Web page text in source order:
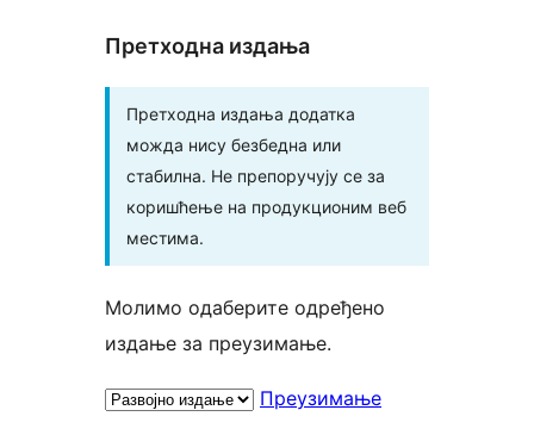
Претходна издања
Претходна издања додатка
можда нису безбедна или
стабилна. Не препоручују се за
коришћење на продукционим веб
местима.
Молимо одаберите одређено
издање за преузимање.
Преузимање